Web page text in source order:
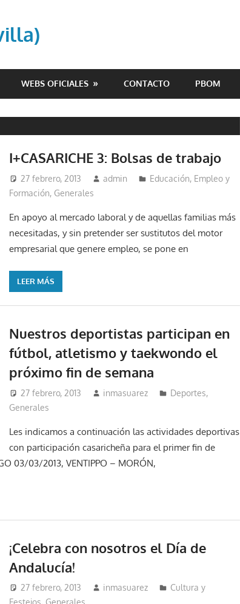
WEBS OFICIALES CONTACTO PBOM
I+CASARICHE 3: Bolsas de trabajo
27 febrero, 2013 admin
Educación, Empleo y
Formación, Generales
En apoyo al mercado laboral y de aquellas familias más
necesitadas, y sin pretender ser sustitutos del motor
empresarial que genere empleo, se pone en
LEER MÁS
Nuestros deportistas participan en
fútbol, atletismo y taekwondo el
próximo fin de semana
27 febrero, 2013 inmasuarez Deportes,
Generales
Les indicamos a continuación las actividades deportivas
con participación casaricheña para el primer fin de
03/03/2013, VENTIPPO – MORÓN,
¡Celebra con nosotros el Día de
Andalucía!
27 febrero, 2013 inmasuarez
Cultura y